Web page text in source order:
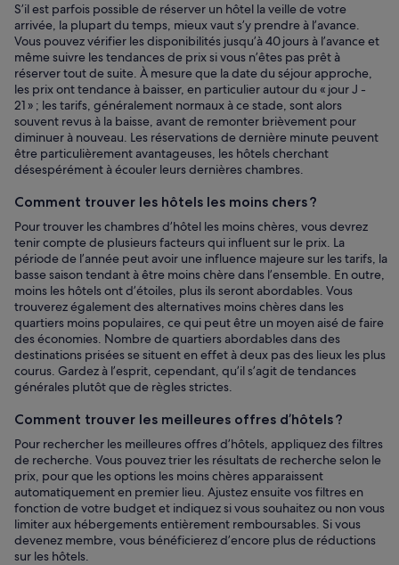
S’il est parfois possible de réserver un hôtel la veille de votre
arrivée, la plupart du temps, mieux vaut s’y prendre à l’avance.
Vous pouvez vérifier les disponibilités jusqu’à 40 jours à l’avance et
même suivre les tendances de prix si vous n’êtes pas prêt à
réserver tout de suite. À mesure que la date du séjour approche,
les prix ont tendance à baisser, en particulier autour du « jour J -
21 » ; les tarifs, généralement normaux à ce stade, sont alors
souvent revus à la baisse, avant de remonter brièvement pour
diminuer à nouveau. Les réservations de dernière minute peuvent
être particulièrement avantageuses, les hôtels cherchant
désespérément à écouler leurs dernières chambres.
Comment trouver les hôtels les moins chers ?
Pour trouver les chambres d’hôtel les moins chères, vous devrez
tenir compte de plusieurs facteurs qui influent sur le prix. La
période de l’année peut avoir une influence majeure sur les tarifs, la
basse saison tendant à être moins chère dans l’ensemble. En outre,
moins les hôtels ont d’étoiles, plus ils seront abordables. Vous
trouverez également des alternatives moins chères dans les
quartiers moins populaires, ce qui peut être un moyen aisé de faire
des économies. Nombre de quartiers abordables dans des
destinations prisées se situent en effet à deux pas des lieux les plus
courus. Gardez à l’esprit, cependant, qu’il s’agit de tendances
générales plutôt que de règles strictes.
Comment trouver les meilleures offres d’hôtels ?
Pour rechercher les meilleures offres d’hôtels, appliquez des filtres
de recherche. Vous pouvez trier les résultats de recherche selon le
prix, pour que les options les moins chères apparaissent
automatiquement en premier lieu. Ajustez ensuite vos filtres en
fonction de votre budget et indiquez si vous souhaitez ou non vous
limiter aux hébergements entièrement remboursables. Si vous
devenez membre, vous bénéficierez d’encore plus de réductions
sur les hôtels.